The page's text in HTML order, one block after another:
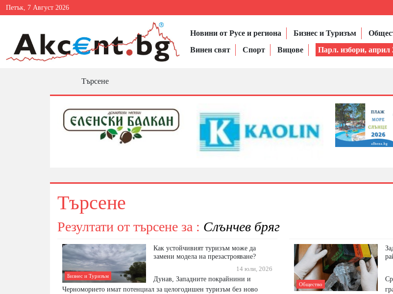
Петък, 7 Август 2026
Новини от Русе и региона Бизнес и Туризъм
Винен свят
Спорт Вицове Парл. избори, април
Търсене
Търсене
Резултати от търсене за : Слънчев бряг
Бизнес и Туризъм
Как устойчивият туризъм може да
замени модела на презастрояване?
14 юли, 2026
Дунав, Западните покрайнини и
Черноморието имат потенциал за целогодишен туризъм без ново
Общество